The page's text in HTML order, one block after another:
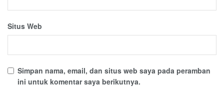
Situs Web
Simpan nama, email, dan situs web saya pada peramban
ini untuk komentar saya berikutnya.